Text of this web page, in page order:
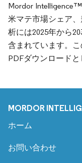
Mordor
米マテ市場シェア
析には2025年から
含まれています。
PDFダウンロードと
MORDOR
ホーム
お問い合わせ